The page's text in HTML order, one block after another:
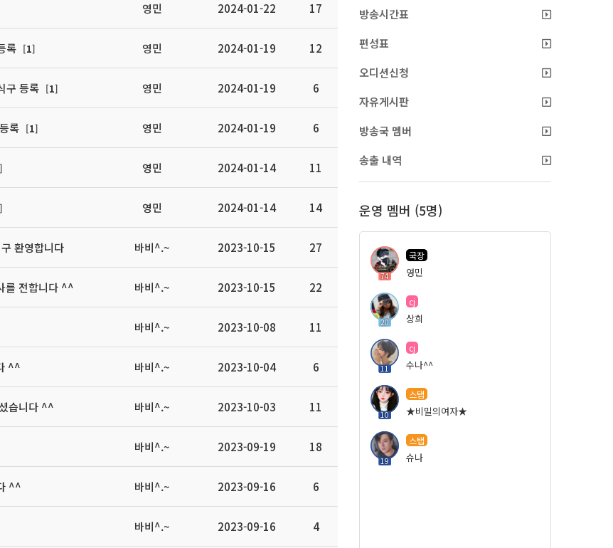
영민 2024-01-22 17
록 [1] 영민 2024-01-19 12
구 등록 [1] 영민 2024-01-19 6
록 [1] 영민 2024-01-19 6
] 영민 2024-01-14 11
] 영민 2024-01-14 14
환영합니다 바비^.~ 2023-10-15 27
를 전합니다 ^^ 바비^.~ 2023-10-15 22
바비^.~ 2023-10-08 11
^^ 바비^.~ 2023-10-04 6
습니다 ^^ 바비^.~ 2023-10-03 11
바비^.~ 2023-09-19 18
^^ 바비^.~ 2023-09-16 6
바비^.~ 2023-09-16 4
방송시간표
편성표
오디션신청
자유게시판
방송국 멤버
송출 내역
운영 멤버 (5명)
74
국장
영민
20
cj
상희
11
cj
수나^^
10
스탭
★비밀의여자★
19
스탭
슈나